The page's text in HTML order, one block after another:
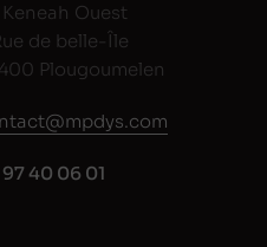
Keneah Ouest
de belle-Île
Plougoumelen
40 06 01